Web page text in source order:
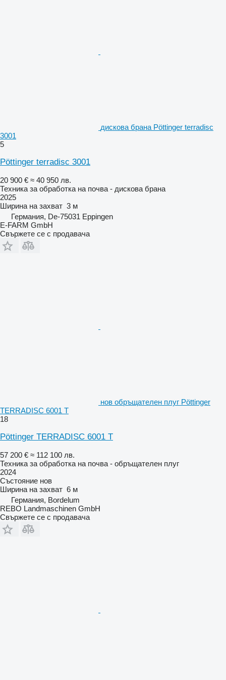
дискова брана Pöttinger terradisc
3001
5
Pöttinger terradisc 3001
20 900 € ≈ 40 950 лв.
Техника за обработка на почва - дискова брана
2025
Ширина на захват 3 м
Германия, De-75031 Eppingen
E-FARM GmbH
Свържете се с продавача
нов обръщателен плуг Pöttinger
TERRADISC 6001 T
18
Pöttinger TERRADISC 6001 T
57 200 € ≈ 112 100 лв.
Техника за обработка на почва - обръщателен плуг
2024
Състояние нов
Ширина на захват 6 м
Германия, Bordelum
REBO Landmaschinen GmbH
Свържете се с продавача